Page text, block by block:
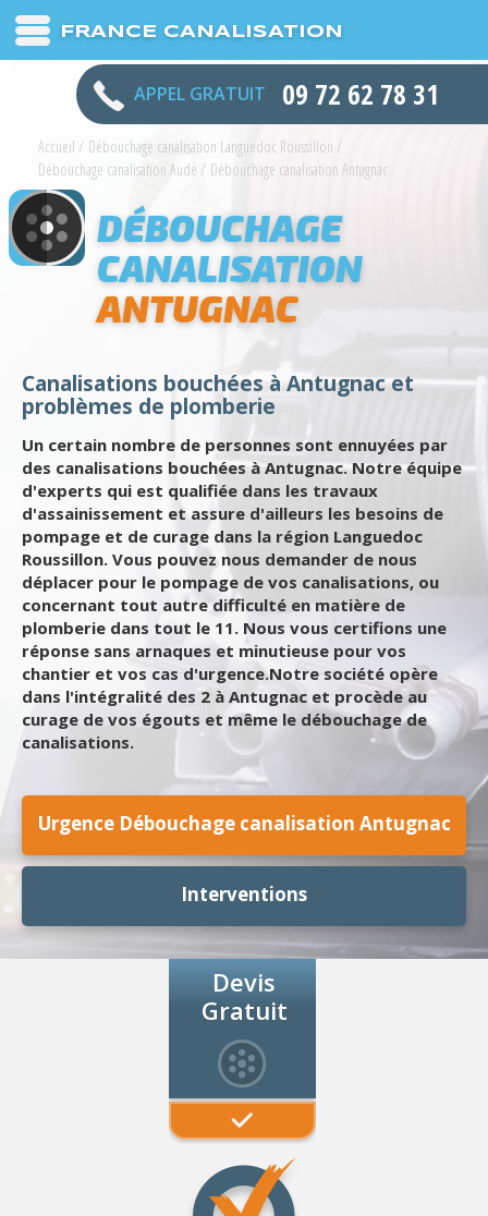
FRANCE CANALISATION
APPEL GRATUIT 09 72 62 78 31
Accueil / Débouchage canalisation Languedoc Roussillon /
Débouchage canalisation Aude / Débouchage canalisation Antugnac
DÉBOUCHAGE
CANALISATION
ANTUGNAC
Canalisations bouchées à Antugnac et
problèmes de plomberie
Un certain nombre de personnes sont ennuyées par
des canalisations bouchées à Antugnac. Notre équipe
d'experts qui est qualifiée dans les travaux
d'assainissement et assure d'ailleurs les besoins de
pompage et de curage dans la région Languedoc
Roussillon. Vous pouvez nous demander de nous
déplacer pour le pompage de vos canalisations, ou
concernant tout autre difficulté en matière de
plomberie dans tout le 11. Nous vous certifions une
réponse sans arnaques et minutieuse pour vos
chantier et vos cas d'urgence.Notre société opère
dans l'intégralité des 2 à Antugnac et procède au
curage de vos égouts et même le débouchage de
canalisations.
Urgence Débouchage canalisation Antugnac
Interventions
Devis
Gratuit